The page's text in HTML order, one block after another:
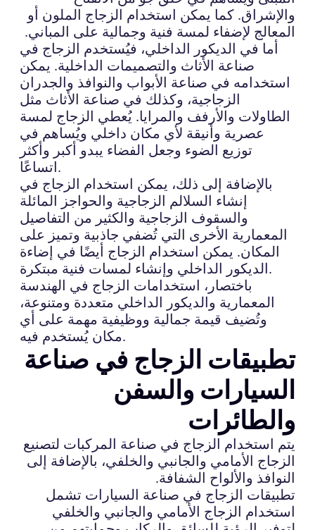
والإشراق. كما يمكن استخدام الزجاج الملون أو
المعالج لإضفاء لمسة فنية وجمالية على المباني.
أما في الديكور الداخلي، فيُستخدم الزجاج في
صناعة الأثاث والتصميمات الداخلية. يمكن
استخدامه في صناعة الأبواب والنوافذ والجدران
الزجاجية، وكذلك في صناعة الأثاث مثل
الطاولات والأرفف والمرايا. يُعطي الزجاج لمسة
عصرية وأنيقة لأي مكان داخلي ويُساهم في
توزيع الضوء وجعل الفضاء يبدو أكبر وأكثر
اتساعًا.
بالإضافة إلى ذلك، يمكن استخدام الزجاج في
إنشاء السلالم الزجاجية والحواجز المائلة
والسقوف الزجاجية والكثير من التفاصيل
المعمارية الأخرى التي تُضفي جاذبية وتميز على
المكان. يمكن استخدام الزجاج أيضًا في إضاءة
الديكور الداخلي وإنشاء لمسات فنية مبتكرة.
باختصار، استخدامات الزجاج في الهندسة
المعمارية والديكور الداخلي متعددة ومتنوعة،
وتُضيف قيمة جمالية ووظيفية مهمة على أي
مكان يُستخدم فيه.
تطبيقات الزجاج في صناعة
السيارات والسفن
والطائرات
يتم استخدام الزجاج في صناعة المركبات لتصنيع
الزجاج الأمامي والجانبي والخلفي، بالإضافة إلى
النوافذ والألواح الشفافة.
تطبيقات الزجاج في صناعة السيارات تشمل
استخدام الزجاج الأمامي والجانبي والخلفي